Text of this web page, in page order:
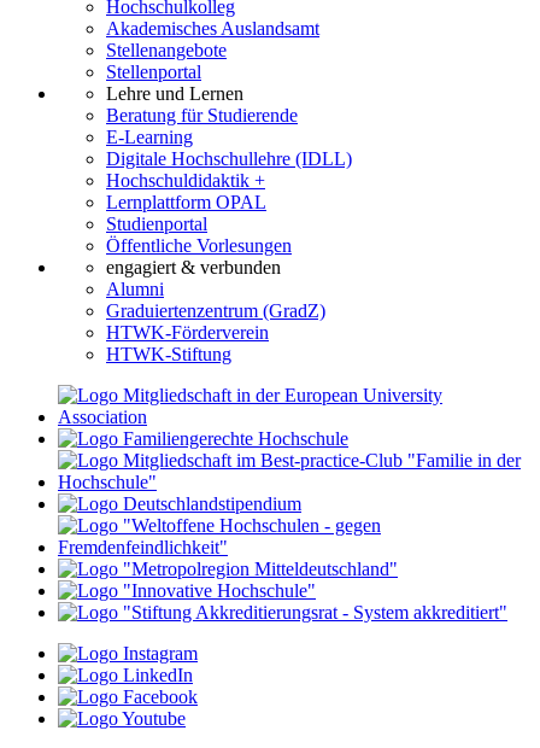
Hochschulkolleg
Akademisches Auslandsamt
Stellenangebote
Stellenportal
Lehre und Lernen
Beratung für Studierende
E-Learning
Digitale Hochschullehre (IDLL)
Hochschuldidaktik +
Lernplattform OPAL
Studienportal
Öffentliche Vorlesungen
engagiert & verbunden
Alumni
Graduiertenzentrum (GradZ)
HTWK-Förderverein
HTWK-Stiftung